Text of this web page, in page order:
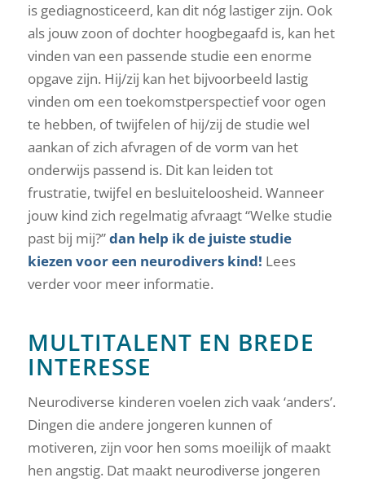
is gediagnosticeerd, kan dit nóg lastiger zijn. Ook
als jouw zoon of dochter hoogbegaafd is, kan het
vinden van een passende studie een enorme
opgave zijn. Hij/zij kan het bijvoorbeeld lastig
vinden om een toekomstperspectief voor ogen
te hebben, of twijfelen of hij/zij de studie wel
aankan of zich afvragen of de vorm van het
onderwijs passend is. Dit kan leiden tot
frustratie, twijfel en besluiteloosheid. Wanneer
jouw kind zich regelmatig afvraagt “Welke studie
past bij mij?”dan help ik de juiste studie
kiezen voor een neurodivers kind! Lees
verder voor meer informatie.
MULTITALENT EN BREDE
INTERESSE
Neurodiverse kinderen voelen zich vaak ‘anders’.
Dingen die andere jongeren kunnen of
motiveren, zijn voor hen soms moeilijk of maakt
hen angstig. Dat maakt neurodiverse jongeren